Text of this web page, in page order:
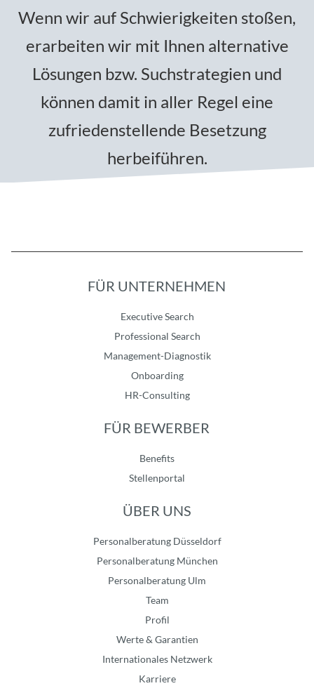
Wenn wir auf Schwierigkeiten stoßen,
erarbeiten wir mit Ihnen alternative
Lösungen bzw. Suchstrategien und
können damit in aller Regel eine
zufriedenstellende Besetzung
herbeiführen.
FÜR UNTERNEHMEN
Executive Search
Professional Search
Management-Diagnostik
Onboarding
HR-Consulting
FÜR BEWERBER
Benefits
Stellenportal
ÜBER UNS
Personalberatung Düsseldorf
Personalberatung München
Personalberatung Ulm
Team
Profil
Werte & Garantien
Internationales Netzwerk
Karriere